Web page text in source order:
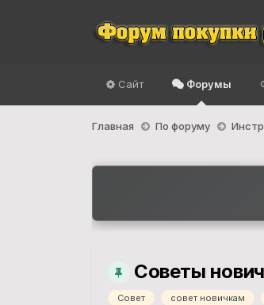
Сайт Форумы
Главная По форуму
Советы
Совет совет новичкам